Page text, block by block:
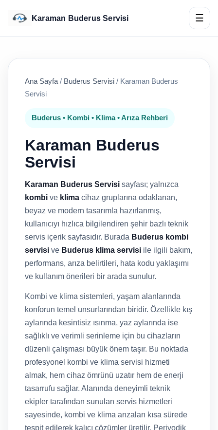
Karaman Buderus Servisi ☰
Ana Sayfa / Buderus Servisi / Karaman Buderus
Servisi
Buderus • Kombi • Klima • Arıza Rehberi
Karaman Buderus
Servisi
Karaman Buderus Servisi sayfası; yalnızca
kombi ve klima cihaz gruplarına odaklanan,
beyaz ve modern tasarımla hazırlanmış,
kullanıcıyı hızlıca bilgilendiren şehir bazlı teknik
servis içerik sayfasıdır. Burada Buderus kombi
servisi ve Buderus klima servisi ile ilgili bakım,
performans, arıza belirtileri, hata kodu yaklaşımı
ve kullanım önerileri bir arada sunulur.
Kombi ve klima sistemleri, yaşam alanlarında
konforun temel unsurlarından biridir. Özellikle kış
aylarında kesintisiz ısınma, yaz aylarında ise
sağlıklı ve verimli serinleme için bu cihazların
düzenli çalışması büyük önem taşır. Bu noktada
profesyonel kombi ve klima servisi hizmeti
almak, hem cihaz ömrünü uzatır hem de enerji
tasarrufu sağlar. Alanında deneyimli teknik
ekipler tarafından sunulan servis hizmetleri
sayesinde, kombi ve klima arızaları kısa sürede
tespit edilerek kalıcı çözümler üretilir. Periyodik